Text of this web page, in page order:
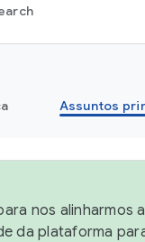
Assuntos
nos alinharmos
da plataforma